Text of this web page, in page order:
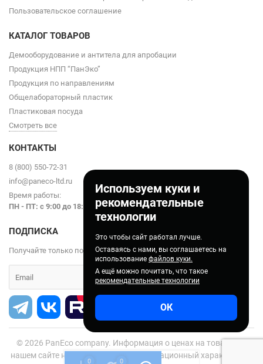
Используем куки и
рекомендательные
технологии
Это чтобы сайт работал лучше.
Оставаясь с нами, вы соглашаетесь на
использование файлов куки.
А ещё можно почитать, что такое
рекомендательные технологии
ОК
Пользовательское соглашение
КАТАЛОГ ТОВАРОВ
Демооборудование и антитела для апробации
Продукция НПП “ПанЭко”
Продукция по направлениям
Общелабораторный пластик
Пластиковая посуда
Смотреть все
КОНТАКТЫ
8 (800) 550-72-31
info@paneco-ltd.ru
Время работы:
ПН - ПТ: с 9:00 до 18:00
ПОДПИСКА
Получайте только полезные статьи!
© 2026 PanEco company. Информация о ценах на товары на
нашем сайте носит справочно-информационный характер и не
0 0